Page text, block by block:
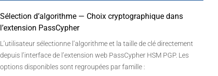
Sélection d’algorithme — Choix cryptographique dans
l’extension PassCypher
L’utilisateur sélectionne l’algorithme et la taille de clé directement
depuis l’interface de l’extension web PassCypher HSM PGP. Les
options disponibles sont regroupées par famille :